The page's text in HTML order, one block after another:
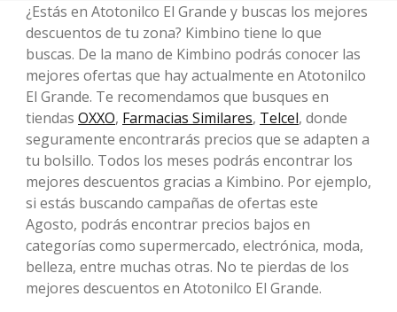
¿Estás en Atotonilco El Grande y buscas los mejores
descuentos de tu zona? Kimbino tiene lo que
buscas. De la mano de Kimbino podrás conocer las
mejores ofertas que hay actualmente en Atotonilco
El Grande. Te recomendamos que busques en
tiendas OXXO, Farmacias Similares, Telcel, donde
seguramente encontrarás precios que se adapten a
tu bolsillo. Todos los meses podrás encontrar los
mejores descuentos gracias a Kimbino. Por ejemplo,
si estás buscando campañas de ofertas este
Agosto, podrás encontrar precios bajos en
categorías como supermercado, electrónica, moda,
belleza, entre muchas otras. No te pierdas de los
mejores descuentos en Atotonilco El Grande.